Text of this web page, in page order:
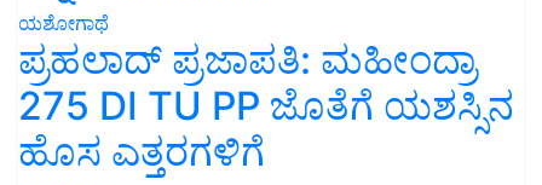
ಯಶೋಗಾಥೆ
ಪ್ರಹಲಾದ್ ಪ್ರಜಾಪತಿ: ಮಹೀಂದ್ರಾ
275 DI TU PP ಜೊತೆಗೆ ಯಶಸ್ಸಿನ
ಹೊಸ ಎತ್ತರಗಳಿಗೆ